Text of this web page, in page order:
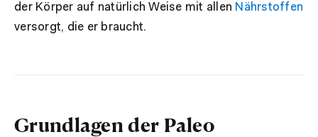
der Körper auf natürlich Weise mit allen Nährstoffen
versorgt, die er braucht.
Grundlagen der Paleo